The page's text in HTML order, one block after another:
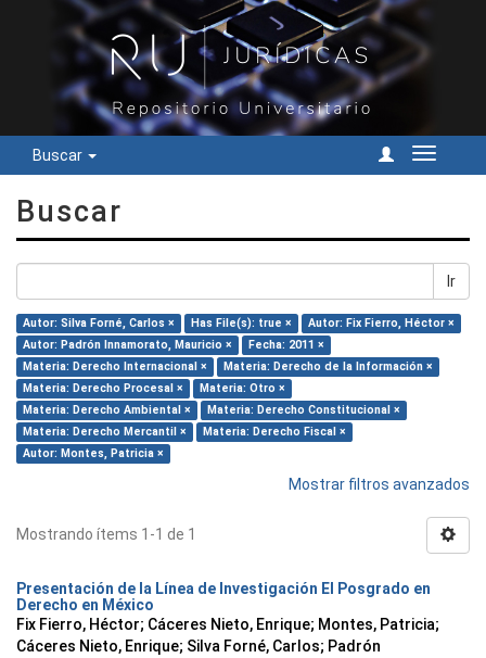
Buscar
Cambiar
Buscar
Ir
Autor: Silva Forné, Carlos × Has File(s): true ×
Autor: Fix Fierro, Héctor ×
Autor: Padrón Innamorato, Mauricio ×
Fecha: 2011 ×
Materia: Derecho Internacional ×
Materia: Derecho de la Información ×
Materia: Derecho Procesal ×
Materia: Otro ×
Materia: Derecho Ambiental ×
Materia: Derecho Constitucional ×
Materia: Derecho Mercantil ×
Materia: Derecho Fiscal ×
Autor: Montes, Patricia ×
Mostrar filtros avanzados
Mostrando ítems 1-1 de 1
Presentación de la Línea de Investigación El Posgrado en
Derecho en México
Fix Fierro, Héctor; Cáceres Nieto, Enrique; Montes, Patricia;
Cáceres Nieto, Enrique; Silva Forné, Carlos; Padrón